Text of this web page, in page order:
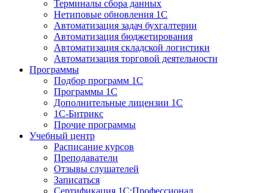
Терминалы сбора данных
Нетиповые обновления 1С
Автоматизация задач бухгалтерии
Автоматизация бюджетирования
Автоматизация складской логистики
Автоматизация торговой деятельности
Программы
Подбор программ 1С
Программы 1С
Дополнительные лицензии 1С
1С-Битрикс
Прочие программы
Учебный центр
Расписание курсов
Преподаватели
Отзывы слушателей
Записаться
Сертификация 1С:Профессионал